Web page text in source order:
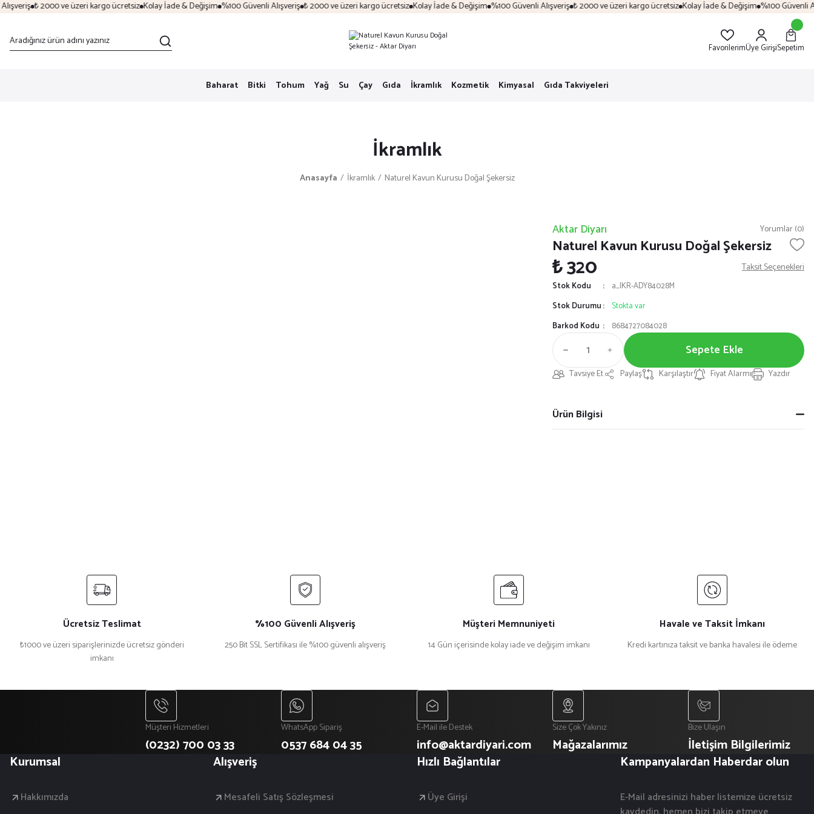
₺ 2000 ve üzeri kargo ücretsiz Kolay İade & Değişim %100 Güvenli Alışveriş ₺ 2000 ve üzeri kargo ücretsiz Kolay İade & Değişim %100 Güvenli Alışveriş ₺ 2000 ve üzeri kargo ücretsiz Kolay İade & Değişim %100 Güvenli
FavorilerimÜye GirişiSepetim
Baharat Bitki Tohum Yağ Su Çay Gıda İkramlık Kozmetik Kimyasal Gıda Takviyeleri
İkramlık
Anasayfa İkramlık Naturel Kavun Kurusu Doğal Şekersiz
Aktar Diyarı Yorumlar (0)
Naturel Kavun Kurusu Doğal Şekersiz
₺ 320 Taksit Seçenekleri
Stok Kodu
a_IKR-ADY84028M
Stok Durumu
Stokta var
Barkod Kodu
8684727084028
Sepete Ekle
Tavsiye Et Paylaş Karşılaştır Fiyat Alarmı Yazdır
Ürün Bilgisi
Ücretsiz Teslimat
₺1000 ve üzeri siparişlerinizde ücretsiz gönderi
imkanı
%100 Güvenli Alışveriş
250 Bit SSL Sertifikası ile %100 güvenli alışveriş
Müşteri Memnuniyeti
14 Gün içerisinde kolay iade ve değişim imkanı
Havale ve Taksit İmkanı
Kredi kartınıza taksit ve banka havalesi ile ödeme
Müşteri Hizmetleri
(0232) 700 03 33
WhatsApp Sipariş
0537 684 04 35
E-Mail ile Destek
info@aktardiyari.com
Size Çok Yakınız
Mağazalarımız
Bize Ulaşın
İletişim Bilgilerimiz
Kurumsal
Hakkımızda
Alışveriş
Mesafeli Satış Sözleşmesi
Hızlı Bağlantılar
Üye Girişi
Kampanyalardan Haberdar olun
E-Mail adresinizi haber listemize ücretsiz